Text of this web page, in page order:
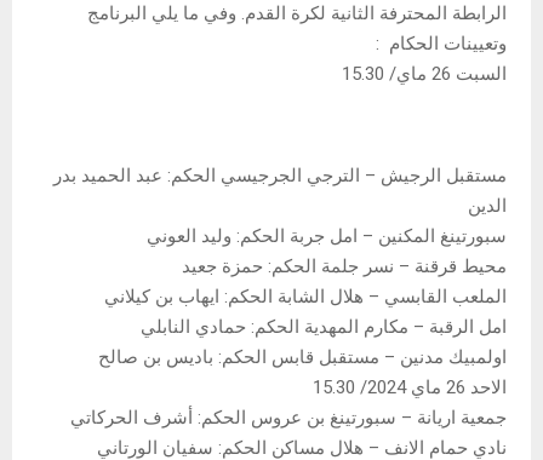
الرابطة المحترفة الثانية لكرة القدم. وفي ما يلي البرنامج
وتعيينات الحكام :
السبت 26 ماي/ 15.30
مستقبل الرجيش – الترجي الجرجيسي الحكم: عبد الحميد بدر
الدين
سبورتينغ المكنين – امل جربة الحكم: وليد العوني
محيط قرقنة – نسر جلمة الحكم: حمزة جعيد
الملعب القابسي – هلال الشابة الحكم: ايهاب بن كيلاني
امل الرقبة – مكارم المهدية الحكم: حمادي النابلي
اولمبيك مدنين – مستقبل قابس الحكم: باديس بن صالح
الاحد 26 ماي 2024/ 15.30
جمعية اريانة – سبورتينغ بن عروس الحكم: أشرف الحركاتي
نادي حمام الانف – هلال مساكن الحكم: سفيان الورتاني